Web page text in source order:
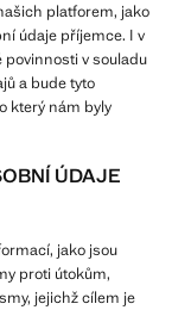
platforem, jako
údaje příjemce. I v
v souladu
a bude tyto
který nám byly
ÚDAJE
jako jsou
proti útokům,
jejichž cílem je